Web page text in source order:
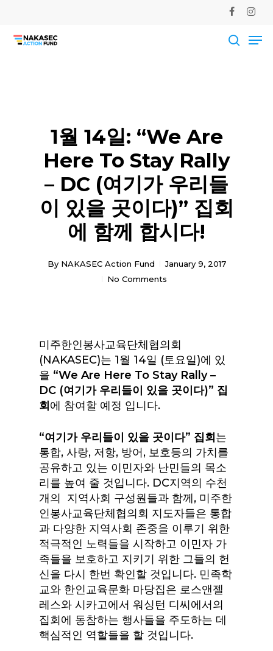
main
facebook
1월 14일: “We Are
Here To Stay Rally
– DC (여기가 우리들
이 있을 곳이다)” 집회
에 함께 합시다!
By NAKASEC Action Fund
January 9, 2017
No Comments
미주한인봉사교육단체협의회
(NAKASEC)는 1월 14일 (토요일)에 있
을 “We Are Here To Stay Rally –
DC (여기가 우리들이 있을 곳이다)” 집
회 에 참여할 예정 입니다.
“여기가 우리들이 있을 곳이다” 집회 는
통합, 사랑, 저항, 방어, 보호등의 가치를
공유하고 있는 이민자와 난민들의 목소
리를 높여 줄 것입니다. DC지역의 수천
개의 지역사회 구성원들과 함께, 미주한
인봉사교육단체협의회 지도자들은 통합
과 다양한 지역사회 존중을 이루기 위한
적극적인 노력들을 시작하고 이민자 가
족들을 보호하고 지키기 위한 그들의 헌
신을 다시 한번 확인할 것입니다. 민족학
교와 한인교육문화 마당집은 로스앤젤
레스와 시카고에서 워싱턴 디씨에서의
집회에 동참하는 행사들을 주도하는 데
핵심적인 역할들을 할 것입니다.
Close